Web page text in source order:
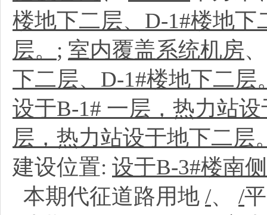
楼地下二层、D-1#楼地
层。 ; 室内覆盖系统机房
下二层、D-1#楼地下二层
设于B-1# 一层，热力站
层，热力站设于地下二层
建设位置: 设于B-3#楼南
本期代征道路用地 /、 /